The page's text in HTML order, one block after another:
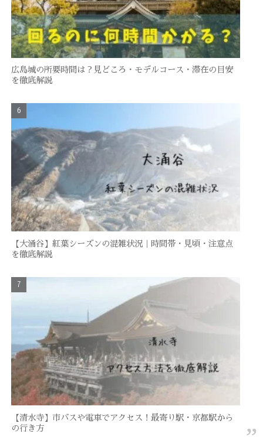
広島城の所要時間は？見どころ・モデルコース・滞在の目安
を徹底解説
【大涌谷】紅葉シーズンの混雑状況｜時間帯・見頃・注意点
を徹底解説
【清水寺】市バスや電車でアクセス！最寄り駅・京都駅から
の行き方